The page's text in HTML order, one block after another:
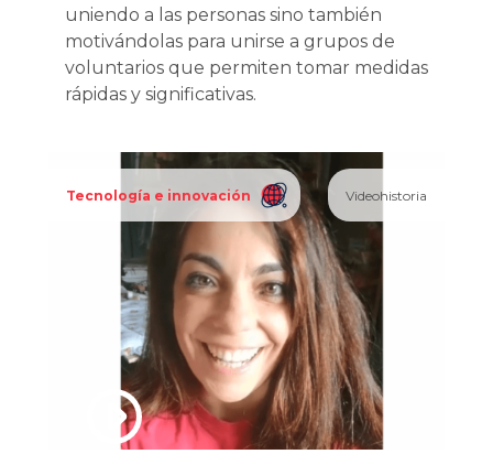
uniendo a las personas sino también
motivándolas para unirse a grupos de
voluntarios que permiten tomar medidas
rápidas y significativas.
Tecnología e innovación Videohistoria